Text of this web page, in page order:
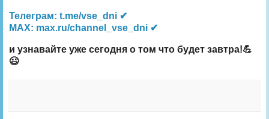
Телеграм: t.me/vse_dni ✔
MAX: max.ru/channel_vse_dni ✔
и узнавайте уже сегодня о том что будет завтра!💪
😉